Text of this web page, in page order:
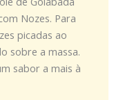
Nozes. Para
picadas ao
sobre a massa.
sabor a mais à